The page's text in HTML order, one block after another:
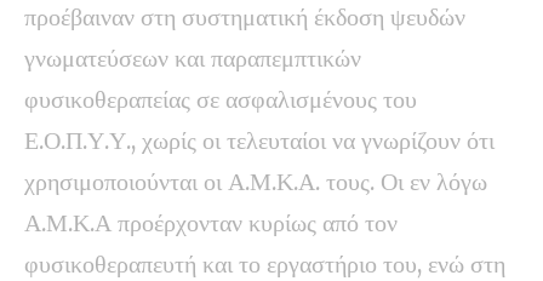
προέβαιναν στη συστηματική έκδοση ψευδών
γνωματεύσεων και παραπεμπτικών
φυσικοθεραπείας σε ασφαλισμένους του
Ε.Ο.Π.Υ.Υ., χωρίς οι τελευταίοι να γνωρίζουν ότι
χρησιμοποιούνται οι Α.Μ.Κ.Α. τους. Οι εν λόγω
Α.Μ.Κ.Α προέρχονταν κυρίως από τον
φυσικοθεραπευτή και το εργαστήριο του, ενώ στη